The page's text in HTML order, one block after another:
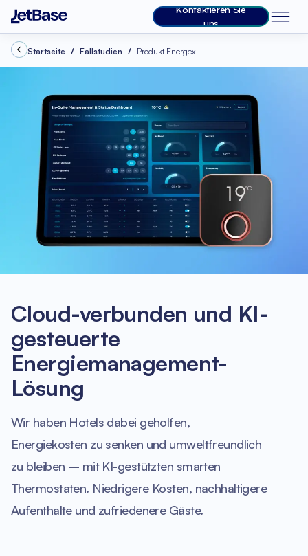
Kontaktieren Sie
uns
Cloud-verbunden und KI-
gesteuerte
Energiemanagement-
Lösung
Wir haben Hotels dabei geholfen,
Energiekosten zu senken und umweltfreundlich
zu bleiben – mit KI-gestützten smarten
Thermostaten. Niedrigere Kosten, nachhaltigere
Aufenthalte und zufriedenere Gäste.
Startseite Fallstudien Produkt Energex